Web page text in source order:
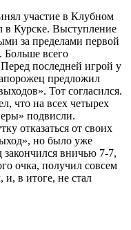
участие в Клубном
в Курске. Выступление
за пределами первой
Больше всего
последней игрой у
предложил
Тот согласился.
что на всех четырех
подвисли.
отказаться от своих
но было уже
вничью 7-7,
очка, получил совсем
и, в итоге, не стал